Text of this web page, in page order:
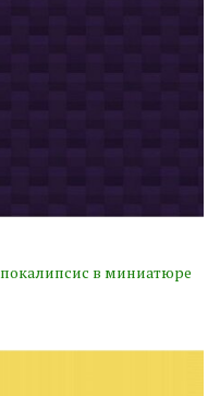
в миниатюре